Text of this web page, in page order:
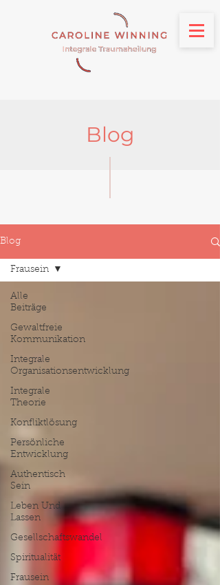
Blog
Blog
Alle
Beiträge
Gewaltfreie
Kommunikation
Integrale
Organisationsentwicklung
Integrale
Theorie
Konfliktlösung
Persönliche
Entwicklung
Authentisch
Sein
Leben Und
Lassen
Gesellschaftswandel
Spiritualität
Frausein
Frausein